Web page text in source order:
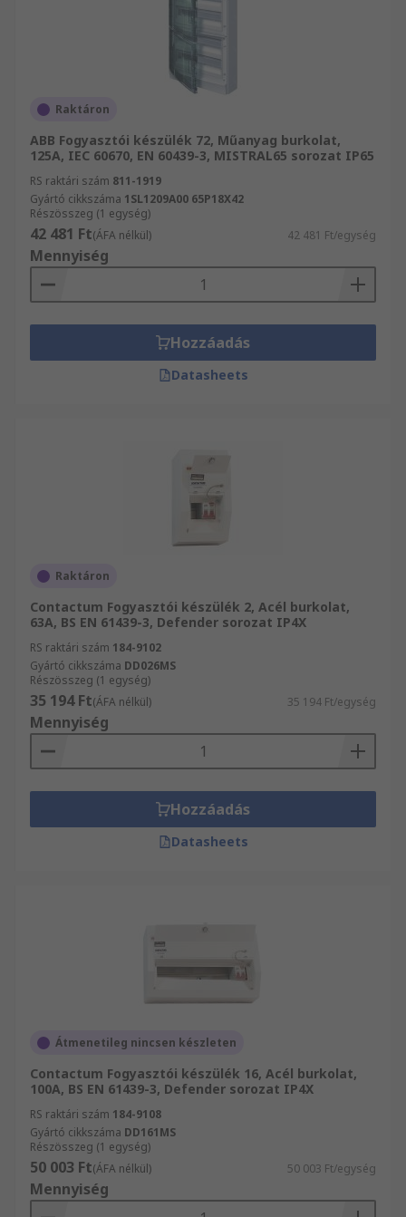
Raktáron
ABB Fogyasztói készülék 72, Műanyag burkolat,
125A, IEC 60670, EN 60439-3, MISTRAL65 sorozat IP65
RS raktári szám 811-1919
Gyártó cikkszáma 1SL1209A00 65P18X42
Részösszeg (1 egység)
42 481 Ft(ÁFA nélkül) 42 481 Ft/egység
Mennyiség
Hozzáadás
Datasheets
Raktáron
Contactum Fogyasztói készülék 2, Acél burkolat,
63A, BS EN 61439-3, Defender sorozat IP4X
RS raktári szám 184-9102
Gyártó cikkszáma DD026MS
Részösszeg (1 egység)
35 194 Ft(ÁFA nélkül) 35 194 Ft/egység
Mennyiség
Hozzáadás
Datasheets
Átmenetileg nincsen készleten
Contactum Fogyasztói készülék 16, Acél burkolat,
100A, BS EN 61439-3, Defender sorozat IP4X
RS raktári szám 184-9108
Gyártó cikkszáma DD161MS
Részösszeg (1 egység)
50 003 Ft(ÁFA nélkül) 50 003 Ft/egység
Mennyiség